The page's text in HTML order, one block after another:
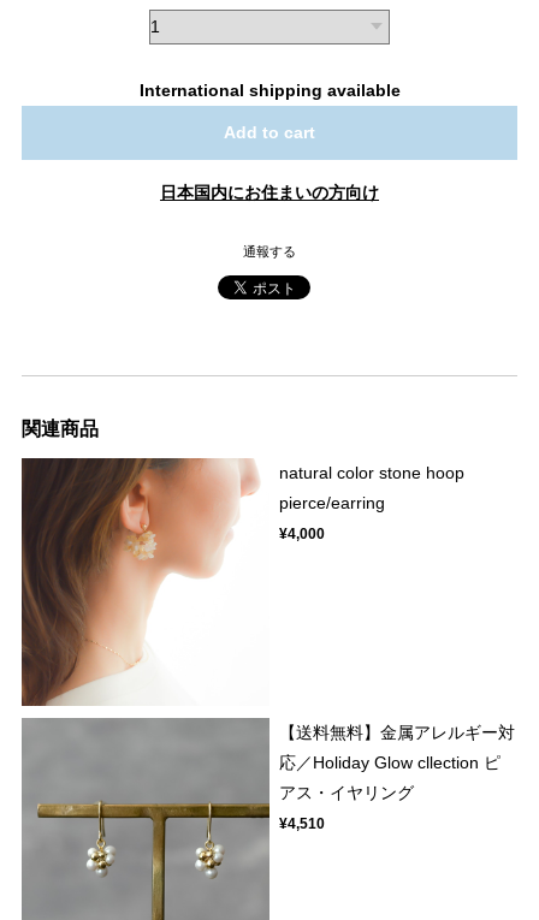
International shipping available
Add to cart
日本国内にお住まいの方向け
通報する
関連商品
natural color stone hoop
pierce/earring
¥4,000
【送料無料】金属アレルギー対
応／Holiday Glow cllection ピ
アス・イヤリング
¥4,510